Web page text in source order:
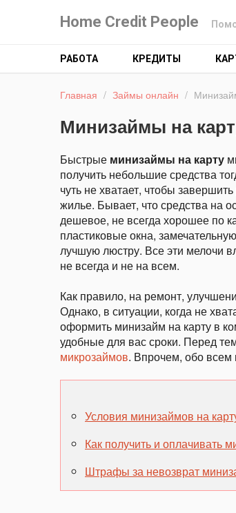
Home Credit People
РАБОТА КРЕДИТЫ
Главная / Займы онлайн /
Минизаймы на
Быстрые минизаймы на карту
получить небольшие средства
чуть не хватает, чтобы
жилье. Бывает, что средства на
дешевое, не всегда хорошее по
пластиковые окна,
лучшую люстру. Все эти мелочи
не всегда и не на всем.
Как правило, на ремонт,
Однако, в ситуации, когда не
оформить минизайм на карту в
удобные для вас сроки. Перед
микрозаймов. Впрочем, обо всем
Условия минизаймов на
Как получить и оплачивать
Штрафы за невозврат